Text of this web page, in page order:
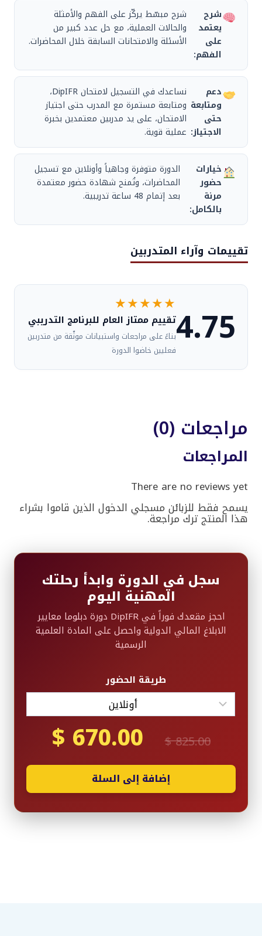
شرح
يعتمد
على
الفهم:
شرح مبسّط يركّز على الفهم والأمثلة
والحالات العملية، مع حل عدد كبير من
دعم
ومتابعة
حتى
الاجتياز:
نساعدك في التسجيل لامتحان DipIFR،
ومتابعة مستمرة مع المدرب حتى اجتياز
الامتحان، على يد مدربين معتمدين بخبرة
عملية قوية.
خيارات
حضور
مرنة
بالكامل:
الدورة متوفرة وجاهياً وأونلاين مع تسجيل
المحاضرات، وتُمنح شهادة حضور معتمدة
تقييمات وآراء المتدربين
4.75
★★★★★
تقييم ممتاز العام للبرنامج التدريبي
بناءً على مراجعات واستبيانات موثّقة من متدربين
مراجعات (0)
المراجعات
There are no reviews yet
يسمح فقط للزبائن مسجلي الدخول الذين قاموا بشراء
سجل في الدورة وابدأ رحلتك
المهنية اليوم
احجز مقعدك فوراً في DipIFR دورة دبلوما معايير
الابلاغ المالي الدولية واحصل على المادة العلمية
طريقة الحضور
السعر
الأصلي
هو:
$ 825.00.
$ 670.00 الحالي
$ 670.00. إضافة إلى السلة